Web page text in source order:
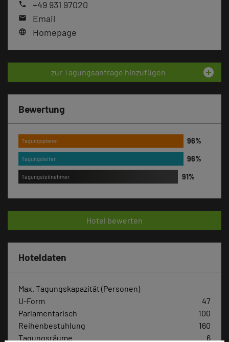
phone +49 931 97020
mail Email
language Homepage
zur Tagungsanfrage hinzufügen add_circle
Bewertung
Tagungsplaner
Tagungsleiter
Tagungsteilnehmer
Hotel bewerten
Hoteldaten
Max. Tagungskapazität (Personen)
U-Form
47
Parlamentarisch
100
Reihenbestuhlung
160
Tagungsräume
6